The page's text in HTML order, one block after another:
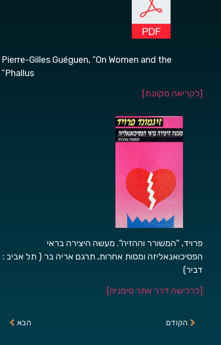
Pierre-Gilles Guéguen, “On Women and the
Phallus”
[לקריאה מקוונת]
פרויד, "המשורר וההזיה". מעשה היצירה בראי
הפסיכואנאליזה ומסות אחרות, תרגם אריה בר ( תל אביב :
דביר)
[לרכישה דרך אתר סימניה]
הקודם